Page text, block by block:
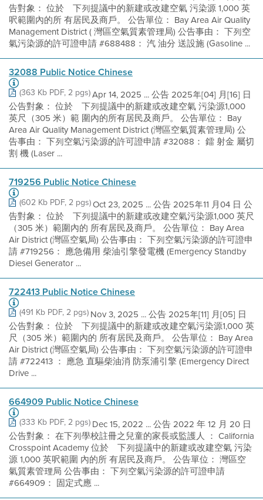
告對象： 位於離下列提議中的新建或改建空氣 污染源 1,000 英
呎範圍內的所 有居民及商戶。 公告單位： Bay Area Air Quality
Management District ( 灣區空氣質素管理局) 公告事由： 下列空
氣污染源的許可證申請 #688488： 汽 油分 送設施 (Gasoline ...
32088 Public Notice Chinese
(363 Kb PDF, 2 pgs)Apr 14, 2025 ... 公告 2025年[04] 月[16] 日
公告對象： 位於離下列提議中的新建或改建空氣 污染源1,000
英尺（305 米）範 圍內的所有居民及商戶。 公告單位： Bay
Area Air Quality Management District (灣區空氣質素管理局) 公
告事由： 下列空氣污染源的許可證申請 #32088： 鐳 射金 屬切
割 機 (Laser ...
719256 Public Notice Chinese
(602 Kb PDF, 2 pgs)Oct 23, 2025 ... 公告 2025年11 月04 日 公
告對象： 位於離下列提議中的新建或改建空氣污染源1,000 英尺
（305 米）範圍內的 所有居民及商戶。 公告單位： Bay Area
Air District (灣區空氣局) 公告事由： 下列空氣污染源的許可證申
請 #719256： 應急備用 柴油引擎發電機 (Emergency Standby
Diesel Generator ...
722413 Public Notice Chinese
(491 Kb PDF, 2 pgs)Nov 3, 2025 ... 公告 2025年[11] 月[05] 日
公告對象： 位於離下列提議中的新建或改建空氣污染源1,000 英
尺（305 米）範圍內的 所有居民及商戶。 公告單位： Bay Area
Air District (灣區空氣局) 公告事由： 下列空氣污染源的許可證申
請 #722413 ： 應急 直驅柴油消 防泵浦引擎 (Emergency Direct
Drive ...
664909 Public Notice Chinese
(333 Kb PDF, 2 pgs)Dec 15, 2022 ... 公告 2022 年 12 月 20 日
公告對象： 在下列學校註冊之兒童的家長或監護人 ： California
Crosspoint Academy 位於離下列提議中的新建或改建空氣 污染
源 1,000 英呎範圍 內的所 有居民及商戶。 公告單位： 灣區空
氣質素管理局 公告事由： 下列空氣污染源的許可證申請
#664909： 固定式應 ...